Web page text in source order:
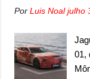
na
Por Luis Noal julho
01,